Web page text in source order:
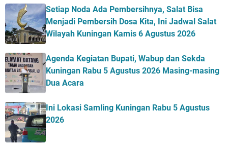
Setiap Noda Ada Pembersihnya, Salat Bisa
Menjadi Pembersih Dosa Kita, Ini Jadwal Salat
Wilayah Kuningan Kamis 6 Agustus 2026
Agenda Kegiatan Bupati, Wabup dan Sekda
Kuningan Rabu 5 Agustus 2026 Masing-masing
Dua Acara
Ini Lokasi Samling Kuningan Rabu 5 Agustus
2026